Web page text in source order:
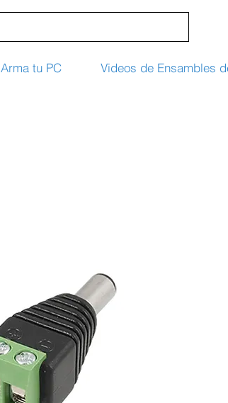
Arma tu PC Videos de Ensambles